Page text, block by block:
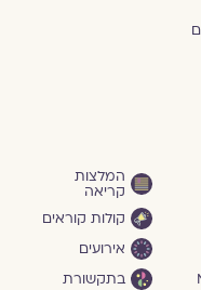
המלצות
קריאה
קולות קוראים
אירועים
בתקשורת